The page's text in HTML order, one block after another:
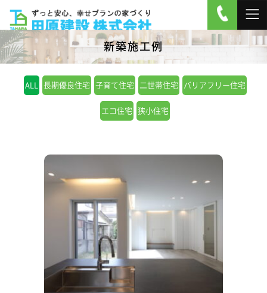
新築施工例
ALL 長期優良住宅 子育て住宅 二世帯住宅 バリアフリー住宅
エコ住宅 狭小住宅